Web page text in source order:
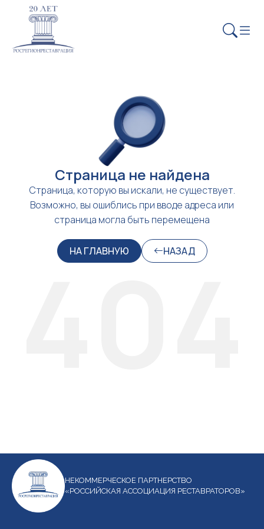
Страница не найдена
Страница, которую вы искали, не существует.
Возможно, вы ошиблись при вводе адреса или
страница могла быть перемещена
НА ГЛАВНУЮ НАЗАД
НЕКОММЕРЧЕСКОЕ ПАРТНЕРСТВО
«РОССИЙСКАЯ АССОЦИАЦИЯ РЕСТАВРАТОРОВ»